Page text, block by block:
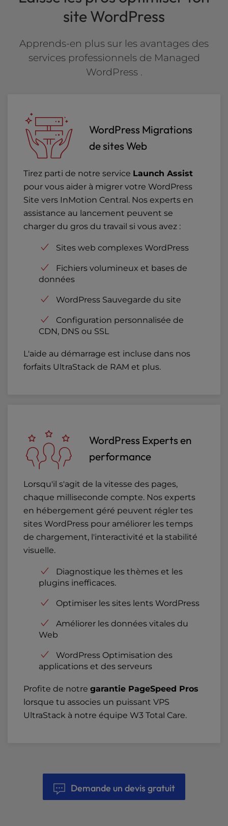
site WordPress
Apprends-en plus sur les avantages des
services professionnels de Managed
WordPress .
WordPress Migrations
de sites Web
Tirez parti de notre service Launch Assist
pour vous aider à migrer votre WordPress
Site vers InMotion Central. Nos experts en
assistance au lancement peuvent se
charger du gros du travail si vous avez :
Sites web complexes WordPress
Fichiers volumineux et bases de
données
WordPress Sauvegarde du site
Configuration personnalisée de
CDN, DNS ou SSL
L'aide au démarrage est incluse dans nos
forfaits UltraStack de RAM et plus.
WordPress Experts en
performance
Lorsqu'il s'agit de la vitesse des pages,
chaque milliseconde compte. Nos experts
en hébergement géré peuvent régler tes
sites WordPress pour améliorer les temps
de chargement, l'interactivité et la stabilité
visuelle.
Diagnostique les thèmes et les
plugins inefficaces.
Optimiser les sites lents WordPress
Améliorer les données vitales du
Web
WordPress Optimisation des
applications et des serveurs
Profite de notre garantie PageSpeed Pros
lorsque tu associes un puissant VPS
UltraStack à notre équipe W3 Total Care.
Demande un devis gratuit